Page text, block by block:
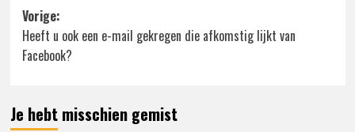
Bericht
navigatie
Vorige:
Heeft u ook een e-mail gekregen die afkomstig lijkt van
Facebook?
Je hebt misschien gemist